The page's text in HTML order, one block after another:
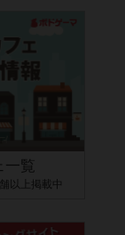
一覧
以上掲載中